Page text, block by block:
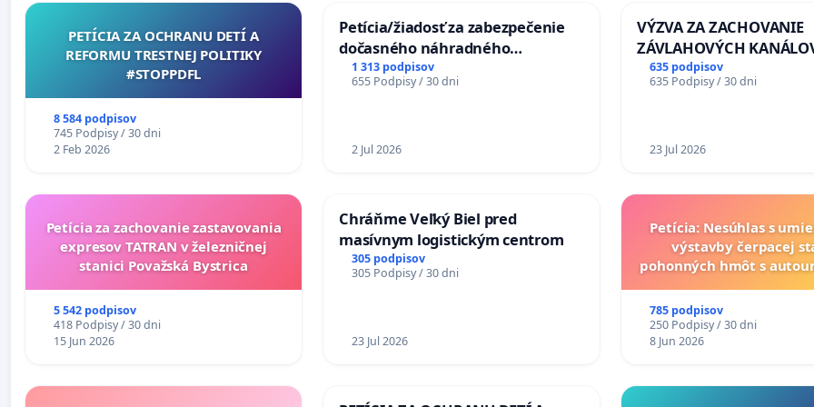
Biba Bohinská, scenáristka, dramaturgička a spisovateľka
Roman Polák, dramatik a režisér
Ivana Gibová, spisovateľka
Monika Kompaníková, spisovateľka a editorka
Barbora Hrínová, prozaička a scenáristka, VŠ pedagogička
Marek Cina, grafik a ilustrátor
František Király, hudobník a pedagóg
Darina Kárová, dramaturgička a kultúrna manažérka, riaditeľka Medzinárodného festivalu Divadelná Nitra,
PETÍCIA ZA OCHRANU DETÍ A
REFORMU TRESTNEJ POLITIKY
#STOPPDFL
8 584 podpisov
745 Podpisy / 30 dni
2 Feb 2026
Petícia/žiadosť za zabezpečenie
dočasného náhradného
premostenia Váhu počas úplnej
uzávery Vážskeho mosta v
1 313 podpisov
655 Podpisy / 30 dni
2 Jul 2026
VÝZVA ZA ZACHOVANIE
ZÁVLAHOVÝCH
VÝLUČNOM
KONTROLOU
a odvodňovacích
635 podpisov
635 Podpisy / 30 dni
23 Jul 2026
Petícia za zachovanie zastavovania
expresov TATRAN v železničnej
stanici Považská Bystrica
5 542 podpisov
418 Podpisy / 30 dni
15 Jun 2026
Chráňme Veľký Biel pred
masívnym logistickým centrom
305 podpisov
305 Podpisy / 30 dni
23 Jul 2026
Petícia: Nesúhlas s
výstavby čerpacej
pohonných hmôt s
Grob - Čierna
785 podpisov
250 Podpisy / 30 dni
8 Jun 2026